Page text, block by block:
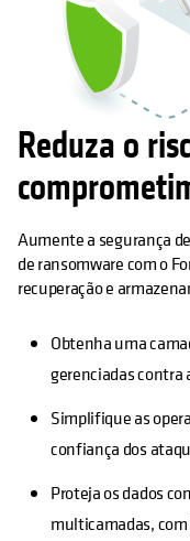
Reduza o
Aumente a segurança
de ransomware com o
recuperação e
Obtenha uma
gerenciadas contra
Simplifique as
confiança dos
Proteja os dados
multicamadas,